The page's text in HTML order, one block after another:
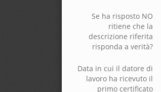
Se ha risposto NO
ritiene che la
descrizione riferita
risponda a verità?
Data in cui il datore di
lavoro ha ricevuto il
primo certificato